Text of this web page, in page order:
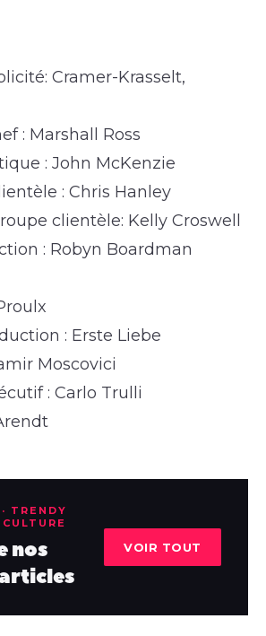
Cramer-Krasselt,
: Marshall Ross
: John McKenzie
: Chris Hanley
clientèle: Kelly Croswell
: Robyn Boardman
: Erste Liebe
Moscovici
: Carlo Trulli
TRENDY
nos
VOIR TOUT